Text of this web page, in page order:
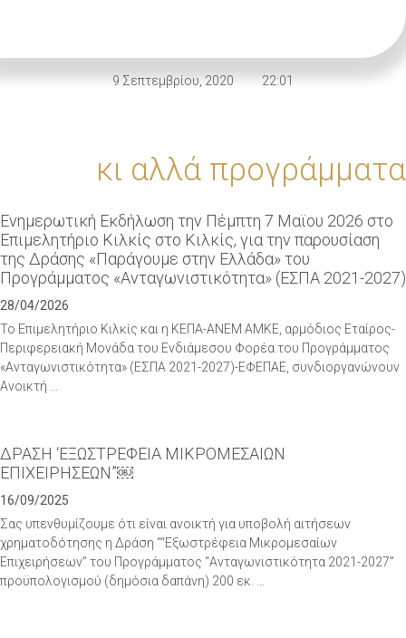
9 Σεπτεμβρίου, 2020 22:01
κι αλλά προγράμματα
Eνημερωτική Εκδήλωση την Πέμπτη 7 Μαϊου 2026 στο
Eπιμελητήριο Κιλκίς στο Κιλκίς, για την παρουσίαση
της Δράσης «Παράγουμε στην Ελλάδα» του
Προγράμματος «Ανταγωνιστικότητα» (ΕΣΠΑ 2021-2027)
28/04/2026
Το Επιμελητήριο Κιλκίς και η ΚΕΠΑ-ΑΝΕΜ ΑΜΚΕ, αρμόδιος Εταίρος-
Περιφερειακή Μονάδα του Ενδιάμεσου Φορέα του Προγράμματος
«Ανταγωνιστικότητα» (ΕΣΠΑ 2021-2027)-ΕΦΕΠΑΕ, συνδιοργανώνουν
Ανοικτή …
ΔΡΑΣΗ ‘ΕΞΩΣΤΡΕΦΕΙΑ ΜΙΚΡΟΜΕΣΑΙΩΝ
ΕΠΙΧΕΙΡΗΣΕΩΝ”￼
16/09/2025
Σας υπενθυμίζουμε ότι είναι ανοικτή για υποβολή αιτήσεων
χρηματοδότησης η Δράση ““Εξωστρέφεια Μικρομεσαίων
Επιχειρήσεων” του Προγράμματος “Ανταγωνιστικότητα 2021-2027”
προϋπολογισμού (δημόσια δαπάνη) 200 εκ. …